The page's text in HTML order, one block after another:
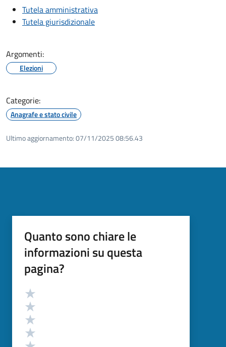
Tutela amministrativa
Tutela giurisdizionale
Argomenti:
Elezioni
Categorie:
Anagrafe e stato civile
Ultimo aggiornamento:07/11/2025 08:56.43
Quanto sono chiare le
informazioni su questa
pagina?
Valutazione